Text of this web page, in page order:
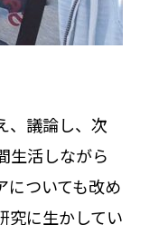
、議論し、次
生活しながら
についても改め
究に生かしてい